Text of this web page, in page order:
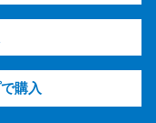
購入